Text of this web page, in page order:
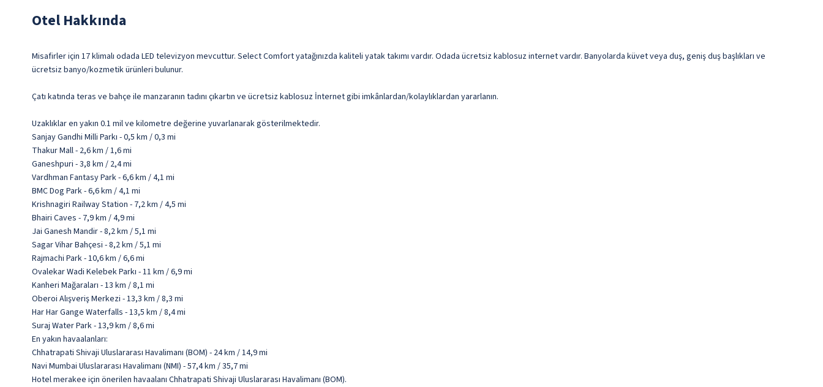
Otel Hakkında
Misafirler için 17 klimalı odada LED televizyon mevcuttur. Select Comfort yatağınızda kaliteli yatak takımı vardır. Odada ücretsiz kablosuz internet vardır. Banyolarda küvet veya duş, geniş duş başlıkları ve
ücretsiz banyo/kozmetik ürünleri bulunur.
Çatı katında teras ve bahçe ile manzaranın tadını çıkartın ve ücretsiz kablosuz İnternet gibi imkânlardan/kolaylıklardan yararlanın.
Uzaklıklar en yakın 0.1 mil ve kilometre değerine yuvarlanarak gösterilmektedir.
Sanjay Gandhi Milli Parkı - 0,5 km / 0,3 mi
Thakur Mall - 2,6 km / 1,6 mi
Ganeshpuri - 3,8 km / 2,4 mi
Vardhman Fantasy Park - 6,6 km / 4,1 mi
BMC Dog Park - 6,6 km / 4,1 mi
Krishnagiri Railway Station - 7,2 km / 4,5 mi
Bhairi Caves - 7,9 km / 4,9 mi
Jai Ganesh Mandir - 8,2 km / 5,1 mi
Sagar Vihar Bahçesi - 8,2 km / 5,1 mi
Rajmachi Park - 10,6 km / 6,6 mi
Ovalekar Wadi Kelebek Parkı - 11 km / 6,9 mi
Kanheri Mağaraları - 13 km / 8,1 mi
Oberoi Alışveriş Merkezi - 13,3 km / 8,3 mi
Har Har Gange Waterfalls - 13,5 km / 8,4 mi
Suraj Water Park - 13,9 km / 8,6 mi
En yakın havaalanları:
Chhatrapati Shivaji Uluslararası Havalimanı (BOM) - 24 km / 14,9 mi
Navi Mumbai Uluslararası Havalimanı (NMI) - 57,4 km / 35,7 mi
Hotel merakee için önerilen havaalanı Chhatrapati Shivaji Uluslararası Havalimanı (BOM).